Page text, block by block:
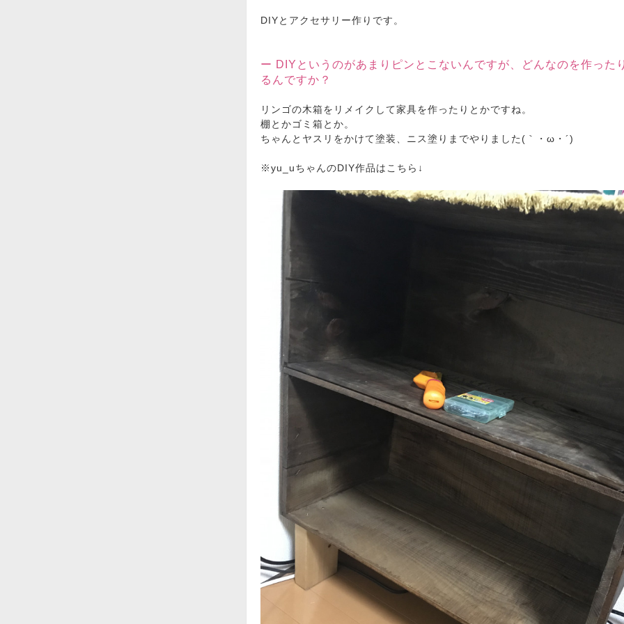
DIYとアクセサリー作りです。
ー DIYというのがあまりピンとこないんですが、どんなのを作った
るんですか？
リンゴの木箱をリメイクして家具を作ったりとかですね。
棚とかゴミ箱とか。
ちゃんとヤスリをかけて塗装、ニス塗りまでやりました(｀・ω・´)
※yu_uちゃんのDIY作品はこちら↓